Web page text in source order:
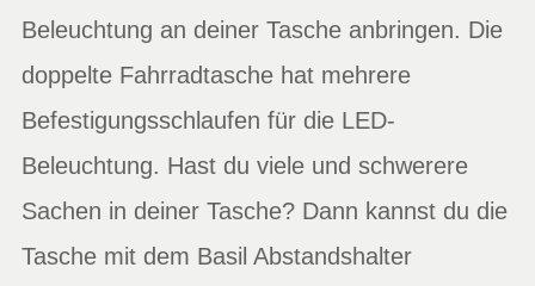
Beleuchtung an deiner Tasche anbringen. Die
doppelte Fahrradtasche hat mehrere
Befestigungsschlaufen für die LED-
Beleuchtung. Hast du viele und schwerere
Sachen in deiner Tasche? Dann kannst du die
Tasche mit dem Basil Abstandshalter